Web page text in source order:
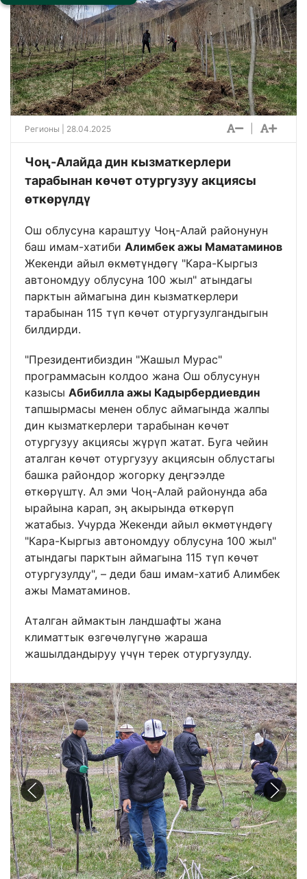
Регионы | 28.04.2025
Чоң-Алайда дин кызматкерлери
тарабынан көчөт отургузуу акциясы
өткөрүлдү
Ош облусуна караштуу Чоң-Алай районунун
баш имам-хатиби Алимбек ажы Маматаминов
Жекенди айыл өкмөтүндөгү "Кара-Кыргыз
автономдуу облусуна 100 жыл" атындагы
парктын аймагына дин кызматкерлери
тарабынан 115 түп көчөт отургузулгандыгын
билдирди.
"Президентибиздин "Жашыл Мурас"
программасын колдоо жана Ош облусунун
казысы Абибилла ажы Кадырбердиевдин
тапшырмасы менен облус аймагында жалпы
дин кызматкерлери тарабынан көчөт
отургузуу акциясы жүрүп жатат. Буга чейин
аталган көчөт отургузуу акциясын облустагы
башка райондор жогорку деңгээлде
өткөрүштү. Ал эми Чоң-Алай районунда аба
ырайына карап, эң акырында өткөрүп
жатабыз. Учурда Жекенди айыл өкмөтүндөгү
"Кара-Кыргыз автономдуу облусуна 100 жыл"
атындагы парктын аймагына 115 түп көчөт
отургузулду", – деди баш имам-хатиб Алимбек
ажы Маматаминов.
Аталган аймактын ландшафты жана
климаттык өзгөчөлүгүнө жараша
жашылдандыруу үчүн терек отургузулду.